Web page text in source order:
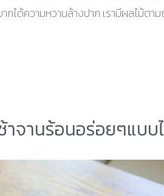
ได้ความหวานล้างปาก เรามีผลไม้ตา
าจานร้อนอร่อยๆแบ